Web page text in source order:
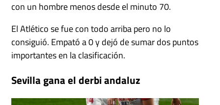
con un hombre menos desde el minuto 70.
El Atlético se fue con todo arriba pero no lo
consiguió. Empató a 0 y dejó de sumar dos puntos
importantes en la clasificación.
Sevilla gana el derbi andaluz